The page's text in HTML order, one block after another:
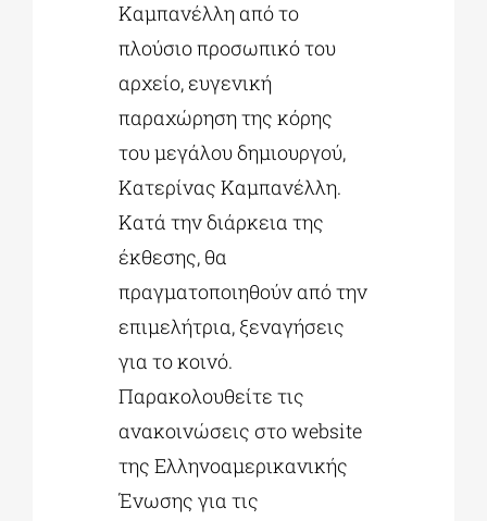
Καμπανέλλη από το
πλούσιο προσωπικό του
αρχείο, ευγενική
παραχώρηση της κόρης
του μεγάλου δημιουργού,
Κατερίνας Καμπανέλλη.
Κατά την διάρκεια της
έκθεσης, θα
πραγματοποιηθούν από την
επιμελήτρια, ξεναγήσεις
για το κοινό.
Παρακολουθείτε τις
ανακοινώσεις στο website
της Ελληνοαμερικανικής
Ένωσης για τις